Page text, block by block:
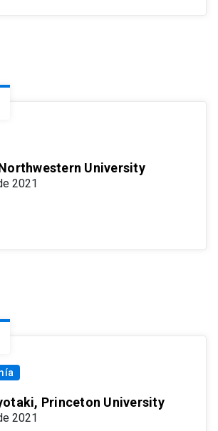
University
2021
Princeton University
2021